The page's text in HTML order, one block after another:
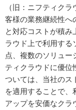
（旧：ニフティク
客様の業務継続性へ
と対応コストが積み
ラウド上で利用する
点、複数のソリュー
ティクラウドに優位
ついては、当社のス
を適用することで、
アップを安価なクラ